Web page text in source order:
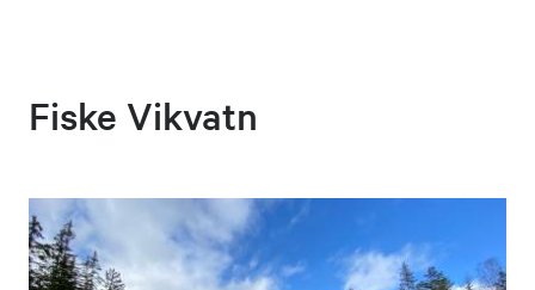
Fiske Vikvatn